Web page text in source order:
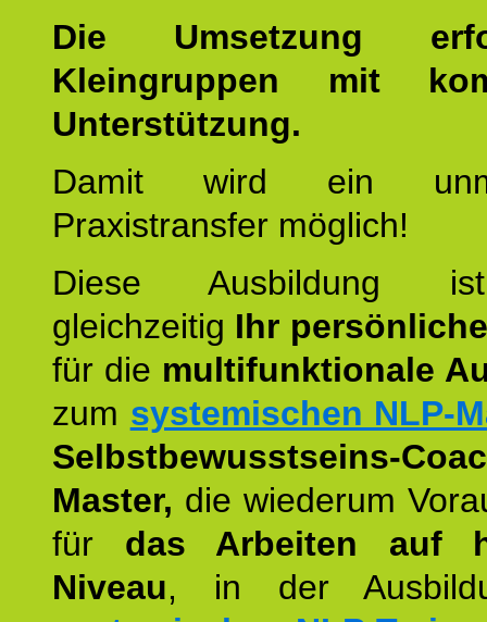
Die Umsetzung
Kleingruppen mit
Unterstützung.
Damit wird ein
Praxistransfer möglich!
Diese Ausbildung
gleichzeitig Ihr
für die multifunktionale
zum systemischen NLP-
Selbstbewusstseins-
Master, die wiederum
für das Arbeiten auf
Niveau, in der